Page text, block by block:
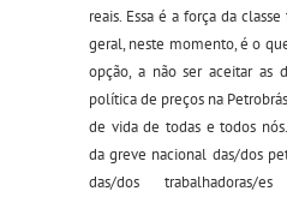
reais. Essa é a força da
geral, neste momento, é o
opção, a não ser aceitar as
política de preços na
de vida de todas e todos
da greve nacional das/dos
das/dos